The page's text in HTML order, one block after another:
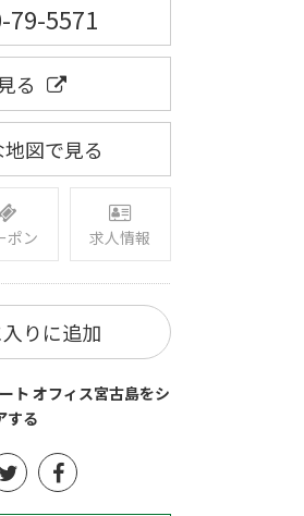
79-5571
る
図で見る
ポン 求人情報
りに追加
ト オフィス宮古島をシ
する